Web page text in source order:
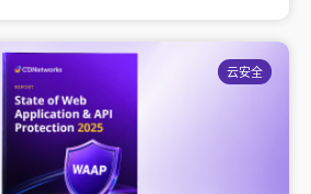
云安全